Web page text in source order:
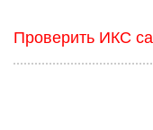
Проверить ИКС